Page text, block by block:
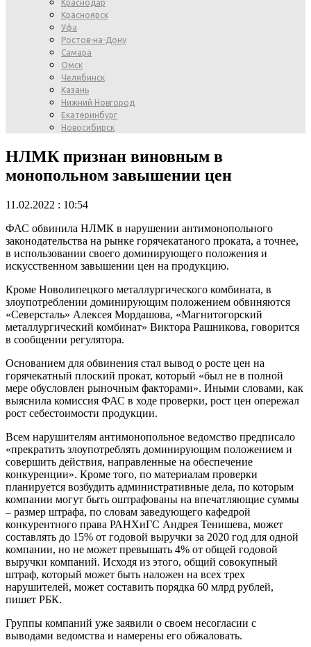
Краснодар
Красноярск
Уфа
Ростов-на-Дону
Самара
Омск
Челябинск
Казань
Нижний Новгород
Екатеринбург
Новосибирск
НЛМК признан виновным в
монопольном завышении цен
11.02.2022 : 10:54
ФАС обвинила НЛМК в нарушении антимонопольного
законодательства на рынке горячекатаного проката, а точнее,
в использовании своего доминирующего положения и
искусственном завышении цен на продукцию.
Кроме Новолипецкого металлургического комбината, в
злоупотреблении доминирующим положением обвиняются
«Северсталь» Алексея Мордашова, «Магнитогорский
металлургический комбинат» Виктора Рашникова, говорится
в сообщении регулятора.
Основанием для обвинения стал вывод о росте цен на
горячекатный плоский прокат, который «был не в полной
мере обусловлен рыночным факторами». Иными словами, как
выяснила комиссия ФАС в ходе проверки, рост цен опережал
рост себестоимости продукции.
Всем нарушителям антимонопольное ведомство предписало
«прекратить злоупотреблять доминирующим положением и
совершить действия, направленные на обеспечение
конкуренции». Кроме того, по материалам проверки
планируется возбудить административные дела, по которым
компании могут быть оштрафованы на впечатляющие суммы
– размер штрафа, по словам заведующего кафедрой
конкурентного права РАНХиГС Андрея Тенишева, может
составлять до 15% от годовой выручки за 2020 год для одной
компании, но не может превышать 4% от общей годовой
выручки компаний. Исходя из этого, общий совокупный
штраф, который может быть наложен на всех трех
нарушителей, может составить порядка 60 млрд рублей,
пишет РБК.
Группы компаний уже заявили о своем несогласии с
выводами ведомства и намерены его обжаловать.